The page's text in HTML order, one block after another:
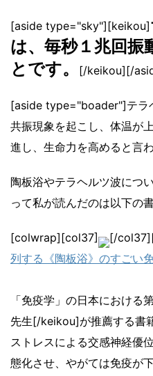
[aside type="sky"][keikou]
は、毎秒１兆回振
とです。
[/keikou][/
[aside type="boader"]テラ
共振現象を起こし、体温が
進し、生命力を高めると言
陶板浴やテラヘルツ波につ
って私が読んだのは以下の書
[colwrap][col37] [/
列する《陶板浴》のすごい免
「免疫学」の日本におけ
先生[/keikou]が推薦する書
ストレスによる交感神経優
態化させ、やがては免疫が